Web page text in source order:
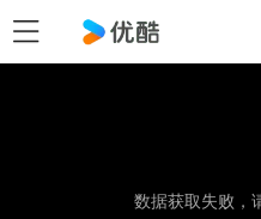
数据获取失败，